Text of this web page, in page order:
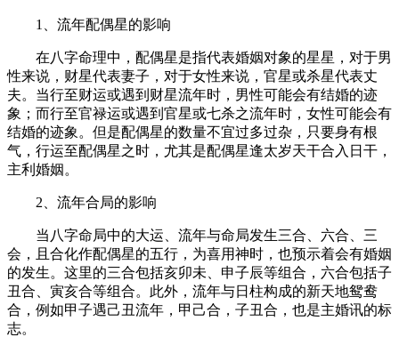
1、流年配偶星的影响
在八字命理中，配偶星是指代表婚姻对象的星星，对于男
性来说，财星代表妻子，对于女性来说，官星或杀星代表丈
夫。当行至财运或遇到财星流年时，男性可能会有结婚的迹
象；而行至官禄运或遇到官星或七杀之流年时，女性可能会有
结婚的迹象。但是配偶星的数量不宜过多过杂，只要身有根
气，行运至配偶星之时，尤其是配偶星逢太岁天干合入日干，
主利婚姻。
2、流年合局的影响
当八字命局中的大运、流年与命局发生三合、六合、三
会，且合化作配偶星的五行，为喜用神时，也预示着会有婚姻
的发生。这里的三合包括亥卯未、申子辰等组合，六合包括子
丑合、寅亥合等组合。此外，流年与日柱构成的新天地鸳鸯
合，例如甲子遇己丑流年，甲己合，子丑合，也是主婚讯的标
志。